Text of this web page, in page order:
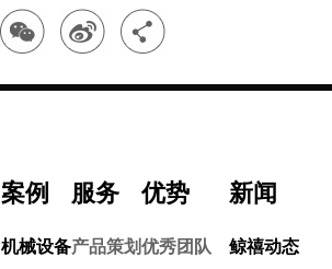
案例
机械设备
服务
产品策划
优势
优秀团队
新闻
鲸禧动态